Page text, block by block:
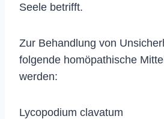
Seele betrifft.
Zur Behandlung von
folgende homöpathische
werden:
Lycopodium clavatum